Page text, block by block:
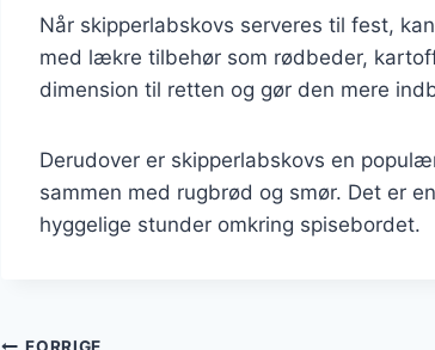
Når skipperlabskovs serveres til fest,
med lækre tilbehør som rødbeder,
dimension til retten og gør den mere
Derudover er skipperlabskovs en
sammen med rugbrød og smør. Det er
hyggelige stunder omkring spisebordet.